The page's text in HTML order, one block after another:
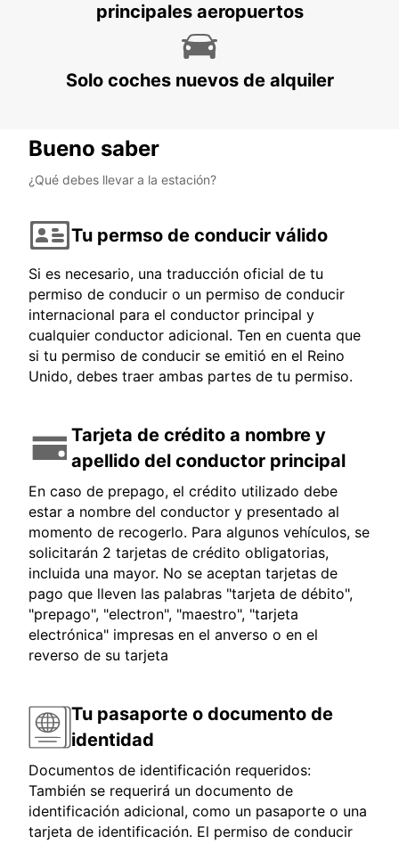
principales aeropuertos
Solo coches nuevos de alquiler
Bueno saber
¿Qué debes llevar a la estación?
Tu permso de conducir válido
Si es necesario, una traducción oficial de tu
permiso de conducir o un permiso de conducir
internacional para el conductor principal y
cualquier conductor adicional. Ten en cuenta que
si tu permiso de conducir se emitió en el Reino
Unido, debes traer ambas partes de tu permiso.
Tarjeta de crédito a nombre y
apellido del conductor principal
En caso de prepago, el crédito utilizado debe
estar a nombre del conductor y presentado al
momento de recogerlo. Para algunos vehículos, se
solicitarán 2 tarjetas de crédito obligatorias,
incluida una mayor. No se aceptan tarjetas de
pago que lleven las palabras "tarjeta de débito",
"prepago", "electron", "maestro", "tarjeta
electrónica" impresas en el anverso o en el
reverso de su tarjeta
Tu pasaporte o documento de
identidad
Documentos de identificación requeridos:
También se requerirá un documento de
identificación adicional, como un pasaporte o una
tarjeta de identificación. El permiso de conducir